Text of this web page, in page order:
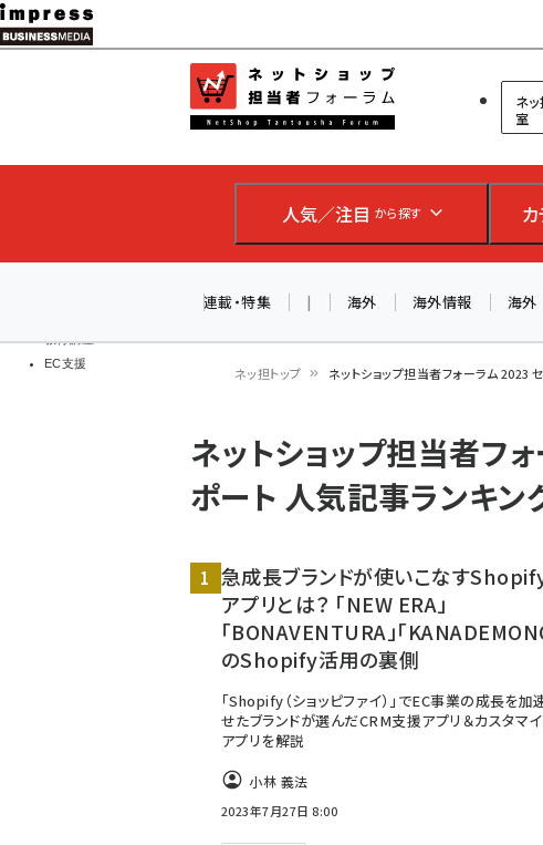
メ
イ
ン
ツ
移
教育講座
EC支援
ネットショップ担
ネ
室
人気／注目 から探す
連載・特集 | 海外 海外情報 海外
ン
く
ネッ担トップ ネットショップ担当者フォーラム 2023
ネットショップ担当者フ
ポート 人気記事ランキン
急成長ブランドが使いこなす
アプリとは？ 「NEW ERA」
「BONAVENTURA」「
のShopify活用の裏側
「Shopify（ショッピファイ）」でEC事業の成長を加
せたブランドが選んだCRM支援アプリ＆カスタマ
アプリを解説
小林 義法
2023年7月27日 8:00
AI